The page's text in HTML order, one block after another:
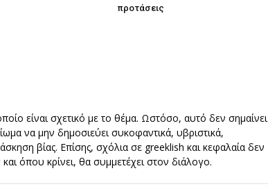
προτάσεις
είναι σχετικό με το θέμα. Ωστόσο, αυτό δεν σημαίνει
να μην δημοσιεύει συκοφαντικά, υβριστικά,
βίας. Επίσης, σχόλια σε greeklish και κεφαλαία δεν
όπου κρίνει, θα συμμετέχει στον διάλογο.